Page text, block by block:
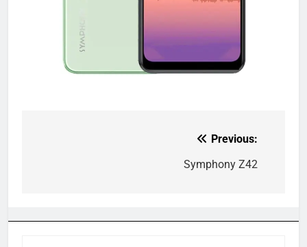
Previous:
Symphony Z42